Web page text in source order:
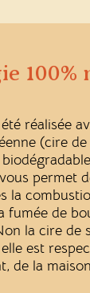
réalisée
(cire de
permet
la
fumée de
la cire de
est
de la